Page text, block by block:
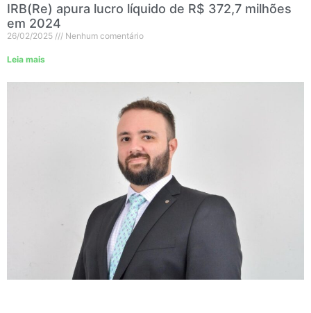
IRB(Re) apura lucro líquido de R$ 372,7 milhões
em 2024
26/02/2025 Nenhum comentário
Leia mais